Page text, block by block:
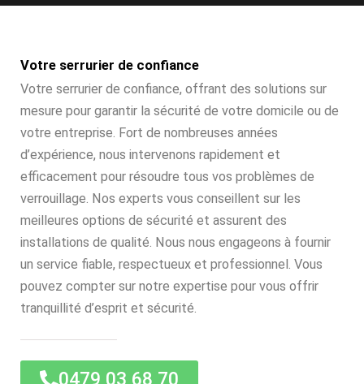
Votre serrurier de confiance
Votre serrurier de confiance, offrant des solutions sur
mesure pour garantir la sécurité de votre domicile ou de
votre entreprise. Fort de nombreuses années
d’expérience, nous intervenons rapidement et
efficacement pour résoudre tous vos problèmes de
verrouillage. Nos experts vous conseillent sur les
meilleures options de sécurité et assurent des
installations de qualité. Nous nous engageons à fournir
un service fiable, respectueux et professionnel. Vous
pouvez compter sur notre expertise pour vous offrir
tranquillité d’esprit et sécurité.
0479 03 68 70